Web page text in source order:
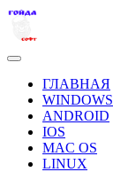
ГЛАВНАЯ
WINDOWS
ANDROID
IOS
MAC OS
LINUX